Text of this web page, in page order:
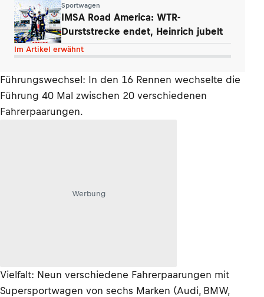
Sportwagen
IMSA Road America: WTR-
Durststrecke endet, Heinrich jubelt
Im Artikel erwähnt
Führungswechsel: In den 16 Rennen wechselte die
Führung 40 Mal zwischen 20 verschiedenen
Fahrerpaarungen.
Werbung
Vielfalt: Neun verschiedene Fahrerpaarungen mit
Supersportwagen von sechs Marken (Audi, BMW,